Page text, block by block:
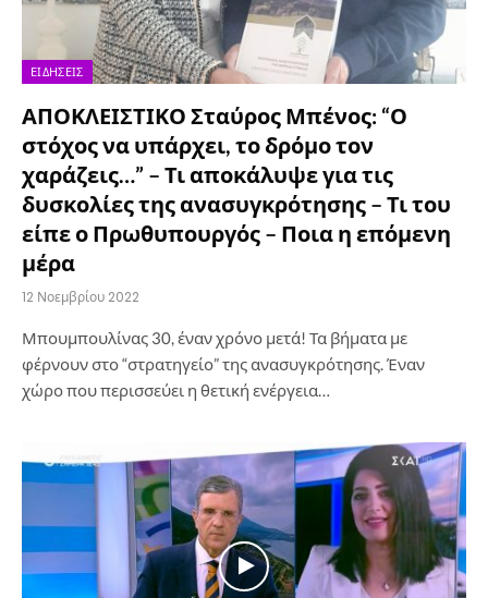
ΕΙΔΉΣΕΙΣ
ΑΠΟΚΛΕΙΣΤΙΚΟ Σταύρος Μπένος: “Ο
στόχος να υπάρχει, το δρόμο τον
χαράζεις…” – Τι αποκάλυψε για τις
δυσκολίες της ανασυγκρότησης – Τι του
είπε ο Πρωθυπουργός – Ποια η επόμενη
μέρα
12 Νοεμβρίου 2022
Μπουμπουλίνας 30, έναν χρόνο μετά! Τα βήματα με
φέρνουν στο “στρατηγείο” της ανασυγκρότησης. Έναν
χώρο που περισσεύει η θετική ενέργεια…